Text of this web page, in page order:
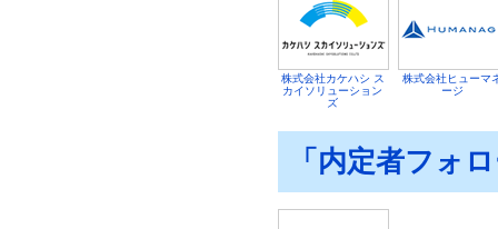
株式会社カケハシ ス
カイソリューション
ズ
株式会社ヒューマ
ージ
「内定者フォ